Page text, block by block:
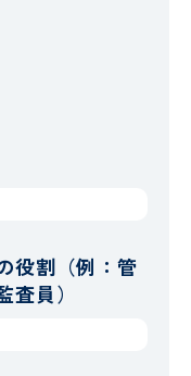
役割（例：管
員）